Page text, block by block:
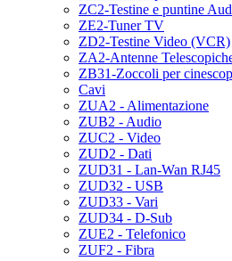
ZC2-Testine e puntine
ZE2-Tuner TV
ZD2-Testine Video (VCR)
ZA2-Antenne
ZB31-Zoccoli per
Cavi
ZUA2 - Alimentazione
ZUB2 - Audio
ZUC2 - Video
ZUD2 - Dati
ZUD31 - Lan-Wan RJ45
ZUD32 - USB
ZUD33 - Vari
ZUD34 - D-Sub
ZUE2 - Telefonico
ZUF2 - Fibra